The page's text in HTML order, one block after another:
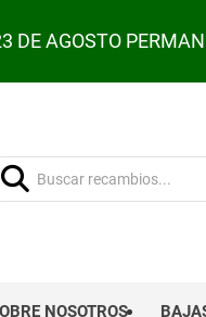
DE AGOSTO
Buscar:
NOSOTROS